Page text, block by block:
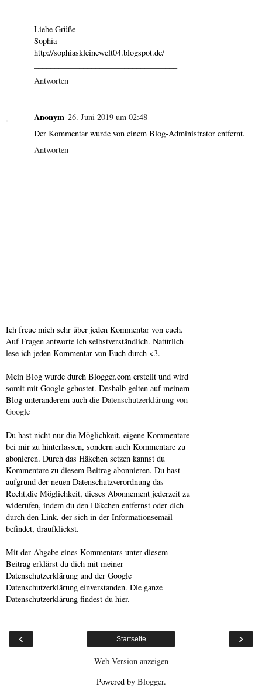
Liebe Grüße
Sophia
http://sophiaskleinewelt04.blogspot.de/
Antworten
Anonym 26. Juni 2019 um 02:48
Der Kommentar wurde von einem Blog-Administrator entfernt.
Antworten
Ich freue mich sehr über jeden Kommentar von euch.
Auf Fragen antworte ich selbstverständlich. Natürlich
lese ich jeden Kommentar von Euch durch <3.
Mein Blog wurde durch Blogger.com erstellt und wird
somit mit Google gehostet. Deshalb gelten auf meinem
Blog unteranderem auch die Datenschutzerklärung von
Google
Du hast nicht nur die Möglichkeit, eigene Kommentare
bei mir zu hinterlassen, sondern auch Kommentare zu
abonieren. Durch das Häkchen setzen kannst du
Kommentare zu diesem Beitrag abonnieren. Du hast
aufgrund der neuen Datenschutzverordnung das
Recht,die Möglichkeit, dieses Abonnement jederzeit zu
widerufen, indem du den Häkchen entfernst oder dich
durch den Link, der sich in der Informationsemail
befindet, draufklickst.
Mit der Abgabe eines Kommentars unter diesem
Beitrag erklärst du dich mit meiner
Datenschutzerklärung und der Google
Datenschutzerklärung einverstanden. Die ganze
Datenschutzerklärung findest du hier.
‹ ›
Startseite
Web-Version anzeigen
Powered by Blogger.